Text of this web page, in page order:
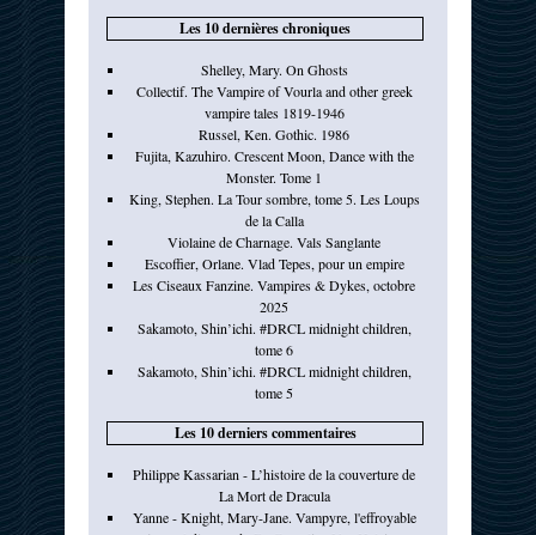
Les 10 dernières chroniques
Shelley, Mary. On Ghosts
Collectif. The Vampire of Vourla and other greek
vampire tales 1819-1946
Russel, Ken. Gothic. 1986
Fujita, Kazuhiro. Crescent Moon, Dance with the
Monster. Tome 1
King, Stephen. La Tour sombre, tome 5. Les Loups
de la Calla
Violaine de Charnage. Vals Sanglante
Escoffier, Orlane. Vlad Tepes, pour un empire
Les Ciseaux Fanzine. Vampires & Dykes, octobre
2025
Sakamoto, Shin’ichi. #DRCL midnight children,
tome 6
Sakamoto, Shin’ichi. #DRCL midnight children,
tome 5
Les 10 derniers commentaires
Philippe Kassarian - L’histoire de la couverture de
La Mort de Dracula
Yanne - Knight, Mary-Jane. Vampyre, l'effroyable